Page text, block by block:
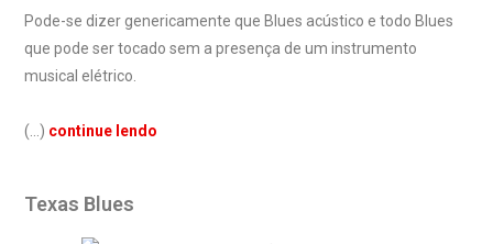
Pode-se dizer genericamente que Blues acústico e todo Blues
que pode ser tocado sem a presença de um instrumento
musical elétrico.
(…) continue lendo
Texas Blues